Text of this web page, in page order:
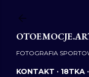
FOTOGRAFIA
KONTAKT 18TKA